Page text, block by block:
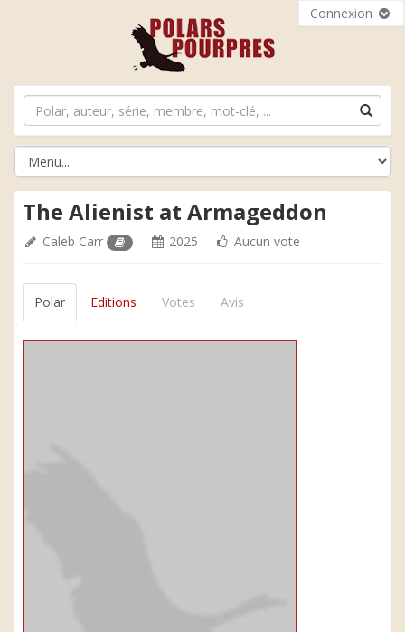
Connexion
The Alienist at Armageddon
Caleb Carr 2025 Aucun vote
Polar Editions Votes Avis